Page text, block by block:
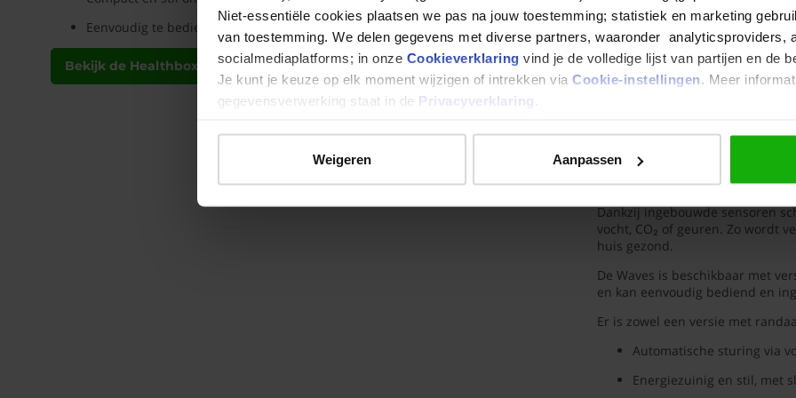
Niet-essentiële cookies plaatsen we pas na jouw toestemming; statistiek en marketing
van toestemming. We delen gegevens met diverse partners, waaronder analyticsproviders,
socialmediaplatforms; in onze Cookieverklaring vind je de volledige lijst van partijen en de
Je kunt je keuze op elk moment wijzigen of intrekken via Cookie-instellingen. Meer
gegevensverwerking staat in de Privacyverklaring
Weigeren Aanpassen
Eenvoudig te bedienen en monitoren via de Renson-app
Bekijk de Healthbox Go
Renson
Slimme ventilatie in een extra
is een stille
Dankzij ingebouwde sensoren
vocht, CO₂ of geuren. Zo wordt
huis gezond.
De Waves is beschikbaar met
en kan eenvoudig bediend en
Er is zowel een versie met
Automatische sturing via
Energiezuinig en stil, met